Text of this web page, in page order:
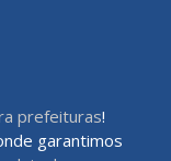
prefeituras!
garantimos